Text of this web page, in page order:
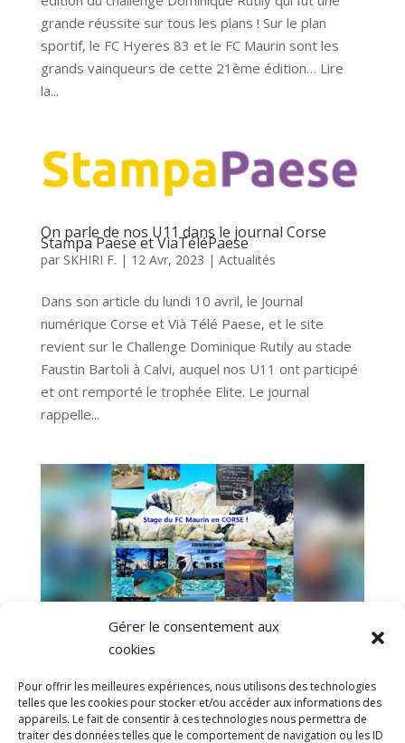
Gérer le consentement aux
cookies
Pour offrir les meilleures expériences, nous utilisons des technologies
telles que les cookies pour stocker et/ou accéder aux informations des
appareils. Le fait de consentir à ces technologies nous permettra de
traiter des données telles que le comportement de navigation ou les ID
grande réussite sur tous les plans ! Sur le plan
sportif, le FC Hyeres 83 et le FC Maurin sont les
grands vainqueurs de cette 21ème édition… Lire
la...
On parle de nos U11 dans le journal Corse
Stampa Paese et ViaTéléPaese
par SKHIRI F. | 12 Avr, 2023 | Actualités
Dans son article du lundi 10 avril, le Journal
numérique Corse et Vià Télé Paese, et le site
revient sur le Challenge Dominique Rutily au stade
Faustin Bartoli à Calvi, auquel nos U11 ont participé
et ont remporté le trophée Elite. Le journal
rappelle...
Stage en Corse : Réunion d’information le
vendredi 14 avril…
parSKHIRI F.| 24 Mar, 2023|Actualités